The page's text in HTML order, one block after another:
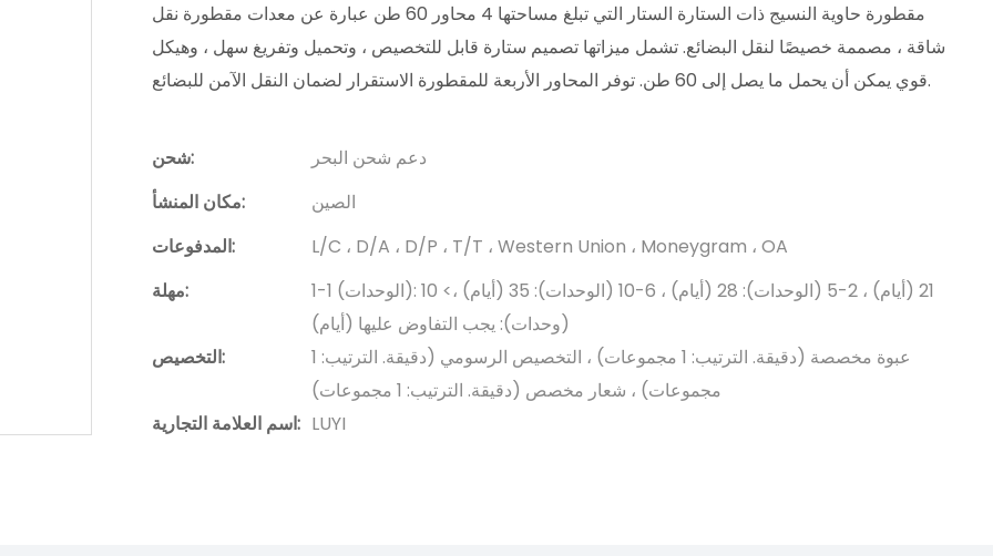
مقطورة حاوية النسيج ذات الستارة الستار التي تبلغ مساحتها 4 محاور 60 طن عبارة عن معدات مقطورة نقل
شاقة ، مصممة خصيصًا لنقل البضائع. تشمل ميزاتها تصميم ستارة قابل للتخصيص ، وتحميل وتفريغ سهل ، وهيكل
قوي يمكن أن يحمل ما يصل إلى 60 طن. توفر المحاور الأربعة للمقطورة الاستقرار لضمان النقل الآمن للبضائع.
شحن:
دعم شحن البحر
مكان المنشأ:
الصين
المدفوعات:
L/C ، D/A ، D/P ، T/T ، Western Union ، Moneygram ، OA
مهلة:
1-1 (الوحدات): 21 (أيام) ، 2-5 (الوحدات): 28 (أيام) ، 6-10 (الوحدات): 35 (أيام) ،> 10
(وحدات): يجب التفاوض عليها (أيام)
التخصيص:
عبوة مخصصة (دقيقة. الترتيب: 1 مجموعات) ، التخصيص الرسومي (دقيقة. الترتيب: 1
مجموعات) ، شعار مخصص (دقيقة. الترتيب: 1 مجموعات)
اسم العلامة التجارية: LUYI